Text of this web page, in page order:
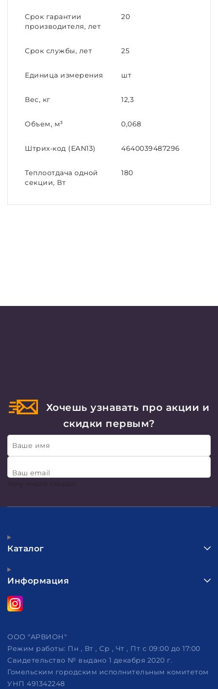
Срок гарантии
производителя, лет
20
Срок службы, лет 25
Единица измерения шт
Вес, кг 12,3
Объем, м³ 0,068
Штрих-код (EAN13) 4640039487296
Теплоотдача одной
секции, Вт
180
Хочешь узнавать про акции и
скидки первым?
Ваше имя
Ваш email
Хочу много скидок!
Каталог
Информация
ООО "АРВИОН"
Режим работы: Пн , Вт , Ср , Чт , Пт c 09:00 до 17:00
Свидетельство № выдано 1 декабря 2020 г.
Гомельским городским исполнительным комитетом
УНП 491342248